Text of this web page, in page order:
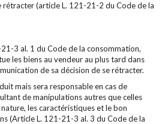
(article L. 121-21-2 du Code de la
3 al. 1 du Code de la consommation,
les biens au vendeur au plus tard dans
de sa décision de se rétracter.
mais sera responsable en cas de
de manipulations autres que celles
les caractéristiques et le bon
(Article L. 121-21-3 al. 3 du Code de la